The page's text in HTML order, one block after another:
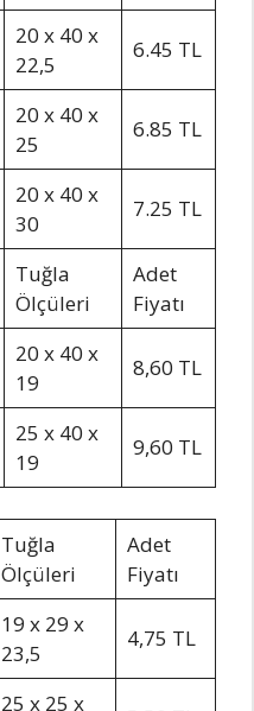
20 x 40 x
22,5
6.45 TL
20 x 40 x
25
6.85 TL
20 x 40 x
30
7.25 TL
Tuğla
Ölçüleri
Adet
Fiyatı
20 x 40 x
19
8,60 TL
25 x 40 x
19
9,60 TL
Tuğla
Ölçüleri
Adet
Fiyatı
19 x 29 x
23,5
4,75 TL
25 x 25 x